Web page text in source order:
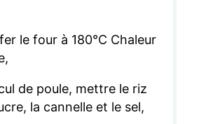
le four à 180°C Chaleur
de poule, mettre le riz
la cannelle et le sel,